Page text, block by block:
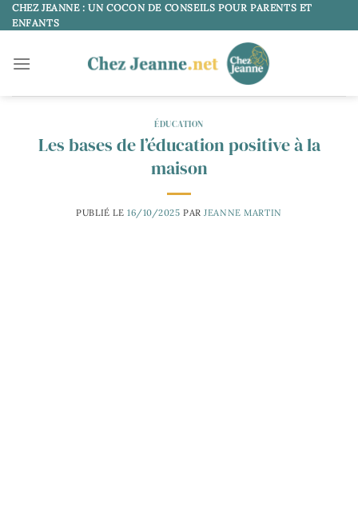
Passer
au
CHEZ JEANNE : UN COCON DE CONSEILS POUR PARENTS ET
ENFANTS
ÉDUCATION
Les bases de l’éducation positive à la
maison
PUBLIÉ LE 16/10/2025 PAR JEANNE MARTIN